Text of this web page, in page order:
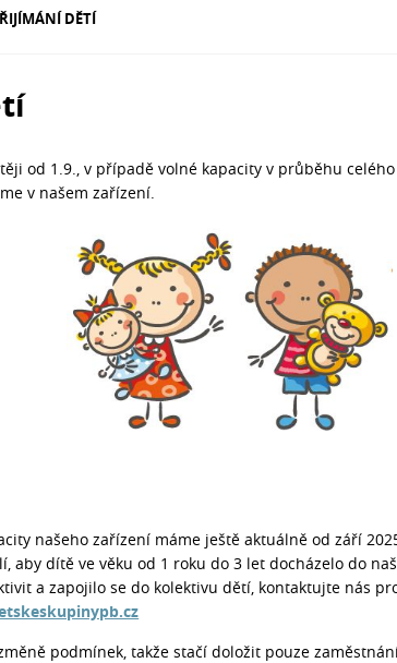
DĚTÍ
od 1.9., v případě volné kapacity v průběhu
v našem zařízení.
našeho zařízení máme ještě aktuálně od září
aby dítě ve věku od 1 roku do 3 let docházelo do
a zapojilo se do kolektivu dětí, kontaktujte nás
podmínek, takže stačí doložit pouze